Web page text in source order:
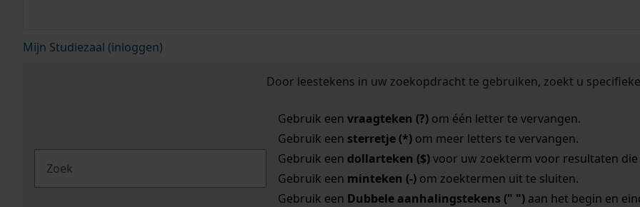
Mijn Studiezaal (inloggen)
Door leestekens in uw zoekopdracht te gebruiken, zoekt u
Gebruik een vraagteken (?)om één letter te vervangen.
Gebruik een sterretje (*)om meer letters te vervangen.
Gebruik een dollarteken ($)voor uw zoekterm voor resultaten die
Gebruik een minteken (-)om zoektermen uit te sluiten.
Gebruik een Dubbele aanhalingstekens (" ")aan het begin en